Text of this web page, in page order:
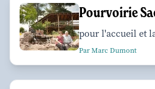
Pourvoirie
pour l'accueil et
Par Marc Dumont